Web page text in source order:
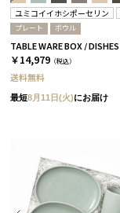
ユミコイイホシポーセリン
プレート ボウル
￥14,979 （税込）
送料無料
最短8月11日(火)にお届け